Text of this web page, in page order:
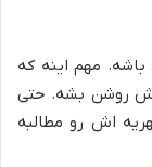
مهم اینه که
روشن بشه. حتی
اش رو مطالبه